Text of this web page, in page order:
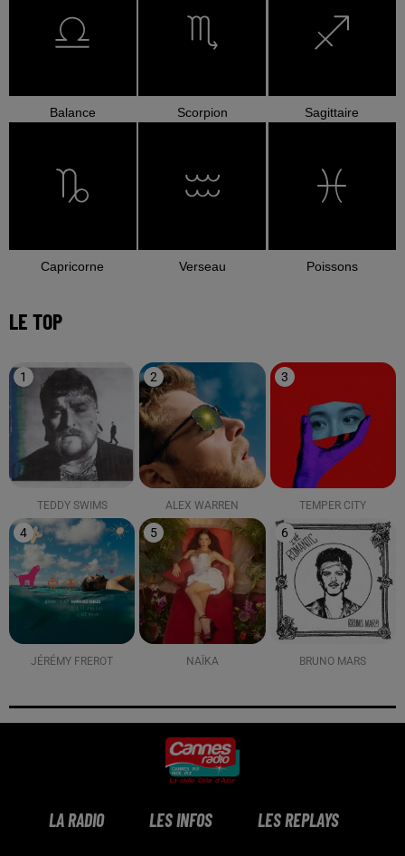
Balance Scorpion Sagittaire
Capricorne Verseau Poissons
LE TOP
1
TEDDY SWIMS
2
ALEX WARREN
3
TEMPER CITY
4
JÉRÉMY FREROT
5
NAÏKA
6
BRUNO MARS
LA RADIO LES INFOS LES REPLAYS